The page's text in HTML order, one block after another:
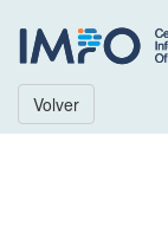
Volver